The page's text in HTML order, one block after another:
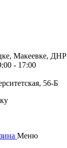
Макеевке, ДНР
- 17:00
56-Б
Меню